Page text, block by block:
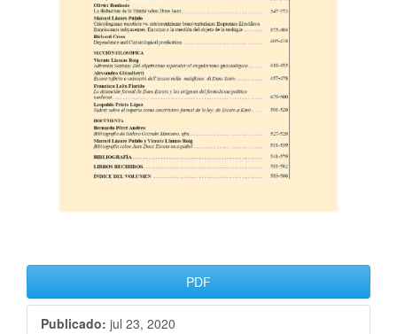
PDF
Publicado: jul 23, 2020